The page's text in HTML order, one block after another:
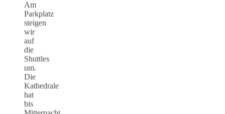
Am
Parkplatz
steigen
wir
auf
die
Shuttles
um.
Die
Kathedrale
hat
bis